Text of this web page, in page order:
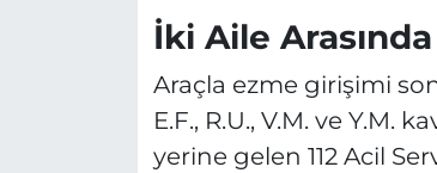
İki Aile Arasında
Araçla ezme girişimi
E.F., R.U., V.M. ve Y.M.
yerine gelen 112 Acil